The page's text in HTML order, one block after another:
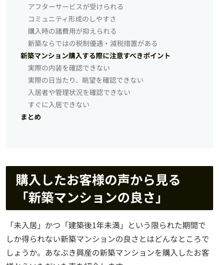
アフターサービスが受けられる
コミュニティ形成のしやすさ
購入時の諸費用が抑えられる
新築ならではの税制優遇・減税措置がある
新築マンション購入する際に注意すべきポイント
実際の内装を確認できない
実際の日当たり、眺望を確認できない
入居者や管理状況を確認できない
すぐに入居できない
まとめ
購入したお客様の声から見る
「新築マンションの良さ」
「未入居」かつ「建築後1年未満」という限られた期間で
しか得られない新築マンションの良さとはどんなところで
しょうか。あなぶき興産の新築マンションを購入したお客